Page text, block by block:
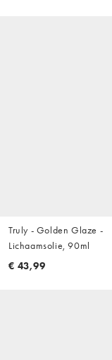
Truly - Golden Glaze -
Lichaamsolie, 90ml
€ 43,99